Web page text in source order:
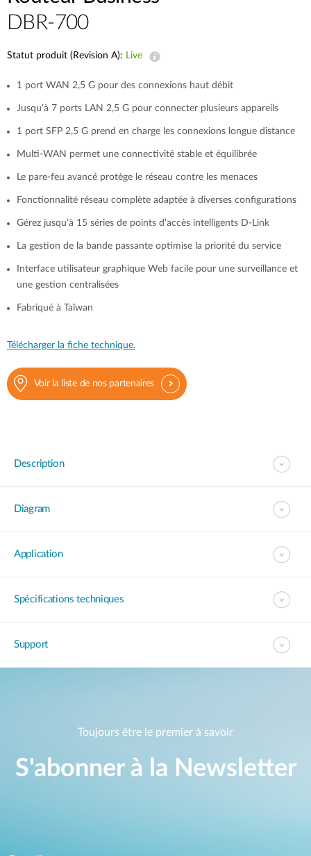
DBR-700
Statut produit (Revision A): Live
1 port WAN 2,5 G pour des connexions haut débit
Jusqu’à 7 ports LAN 2,5 G pour connecter plusieurs appareils
1 port SFP 2,5 G prend en charge les connexions longue distance
Multi-WAN permet une connectivité stable et équilibrée
Le pare-feu avancé protège le réseau contre les menaces
Fonctionnalité réseau complète adaptée à diverses configurations
Gérez jusqu’à 15 séries de points d’accès intelligents D-Link
La gestion de la bande passante optimise la priorité du service
Interface utilisateur graphique Web facile pour une surveillance et
une gestion centralisées
Fabriqué à Taïwan
Télécharger la fiche technique.
Voir la liste de nos partenaires
Description
Diagram
Application
Spécifications techniques
Support
Toujours être le premier à savoir
S'abonner à la Newsletter